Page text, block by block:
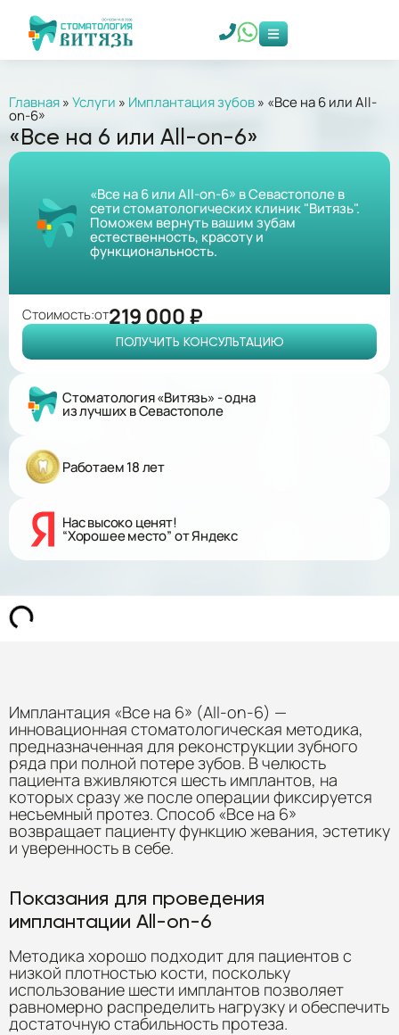
Главная»Услуги » Имплантация зубов» «Все на 6 или All-
on-6»
«Все на 6 или All-on-6»
«Все на 6 или All-on-6» в Севастополе в
сети стоматологических клиник "Витязь".
Поможем вернуть вашим зубам
естественность, красоту и
функциональность.
ПОЛУЧИТЬ КОНСУЛЬТАЦИЮ
Стоимость:от219 000 ₽
Стоматология «Витязь» - одна
из лучших в Севастополе
Работаем 18 лет
Нас высоко ценят!
“Хорошее место” от Яндекс
Имплантация «Все на 6» (All-on-6) —
инновационная стоматологическая методика,
предназначенная для реконструкции зубного
ряда при полной потере зубов. В челюсть
пациента вживляются шесть имплантов, на
которых сразу же после операции фиксируется
несъемный протез. Способ «Все на 6»
возвращает пациенту функцию жевания, эстетику
и уверенность в себе.
Показания для проведения
имплантации All-on-6
Методика хорошо подходит для пациентов с
низкой плотностью кости, поскольку
использование шести имплантов позволяет
равномерно распределить нагрузку и обеспечить
достаточную стабильность протеза.